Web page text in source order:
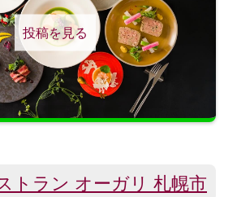
投稿を見る
トラン オーガリ 札幌市